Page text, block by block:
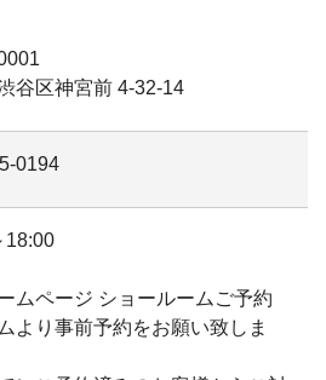
谷区神宮前 4-32-14
0194
18:00
ムページ ショールームご予約
より事前予約をお願い致しま